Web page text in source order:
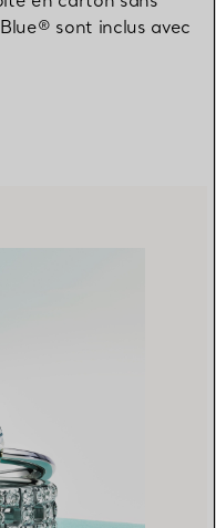
sont inclus avec